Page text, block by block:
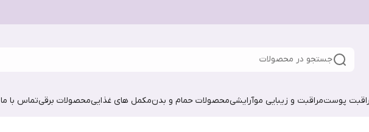
جستجو در محصولات
پوستمراقبت و زیبایی موآرایشیمحصولات حمام و بدنمکمل های غذاییمحصولات برقیتماس با ما